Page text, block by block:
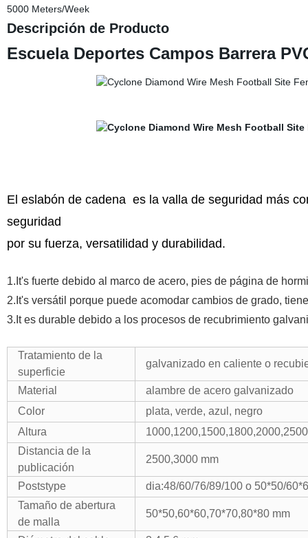
5000 Meters/Week
Descripción de Producto
Escuela Deportes Campos Barrera
El eslabón de cadena es la valla de seguridad más
seguridad
por su fuerza, versatilidad y durabilidad.
1.It's fuerte debido al marco de acero, pies de página de
2.It's versátil porque puede acomodar cambios de grado,
3.It es durable debido a los procesos de recubrimiento
Tratamiento de la
superficie
galvanizado en caliente o
Material
alambre de acero galvanizado
Color
plata, verde, azul, negro
Altura
Distancia de la
publicación
2500,3000 mm
Poststype
dia:48/60/76/89/100 o 50*50/
Tamaño de abertura
de malla
50*50,60*60,70*70,80*80 mm